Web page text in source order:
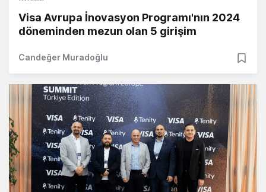
Visa Avrupa İnovasyon Programı'nın 2024
döneminden mezun olan 5 girişim
Candeğer Muradoğlu